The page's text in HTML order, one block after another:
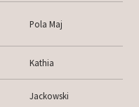
Pola Maj
Kathia
Jackowski